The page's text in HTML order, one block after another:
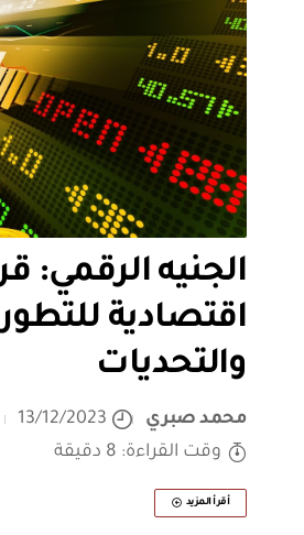
الجنيه الرقمي:
اقتصادية
والتحديات
محمد صبري
13/12/2023
وقت القراءة: 8 دقيقة
أقرأ المزيد